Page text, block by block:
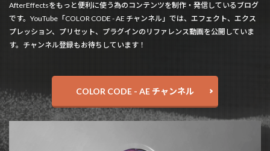
AfterEffectsをもっと便利に使う為のコンテンツを制作・発信しているブログ
です。YouTube「COLOR CODE - AE チャンネル」では、エフェクト、エクス
プレッション、プリセット、プラグインのリファレンス動画を公開していま
す。チャンネル登録もお待ちしています！
COLOR CODE - AE チャンネル